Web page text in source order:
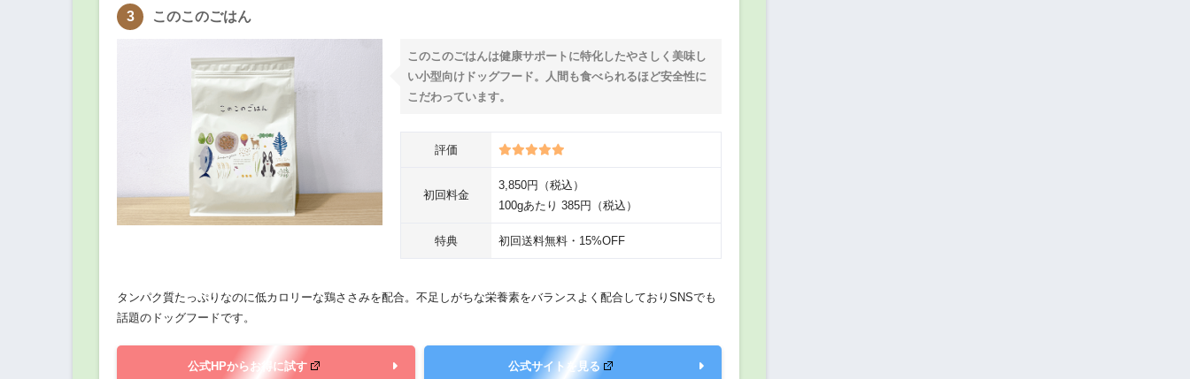
このこのごはん
このこのごはんは健康サポートに特化したやさしく美味し
い小型向けドッグフード。人間も食べられるほど安全性に
こだわっています。
評価
初回料金
3,850円（税込）
100gあたり 385円（税込）
特典 初回送料無料・15%OFF
タンパク質たっぷりなのに低カロリーな鶏ささみを配合。不足しがちな栄養素をバランスよく配合しておりSNSでも
話題のドッグフードです。
公式HPからお得に試す 公式サイトを見る